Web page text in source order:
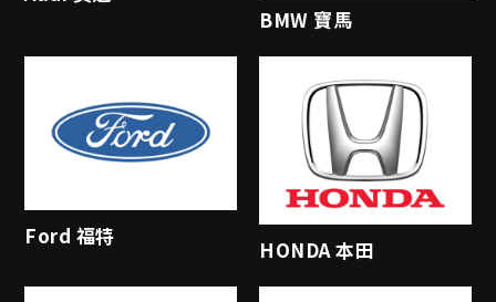
BMW 寶馬
Ford 福特
HONDA 本田